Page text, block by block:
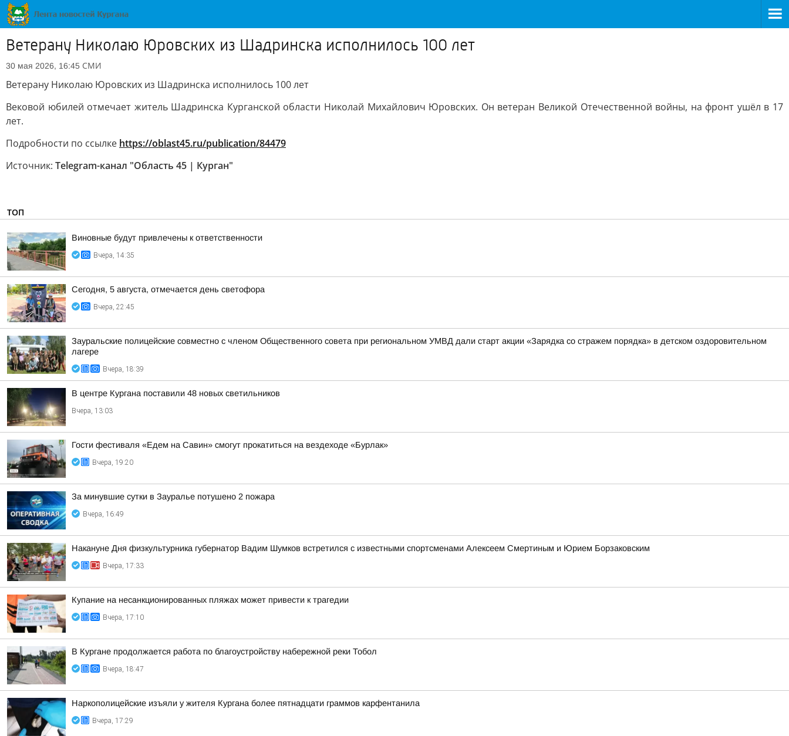
Ветерану Николаю Юровских из Шадринска исполнилось 100 лет
30 мая 2026, 16:45 СМИ
Ветерану Николаю Юровских из Шадринска исполнилось 100 лет
Вековой юбилей отмечает житель Шадринска Курганской области Николай Михайлович Юровских. Он ветеран Великой Отечественной войны, на фронт ушёл в 17
лет.
Подробности по ссылке https://oblast45.ru/publication/84479
Источник: Telegram-канал "Область 45 | Курган"
ТОП
Виновные будут привлечены к ответственности
Вчера, 14:35
Сегодня, 5 августа, отмечается день светофора
Вчера, 22:45
Зауральские полицейские совместно с членом Общественного совета при региональном УМВД дали старт акции «Зарядка со стражем порядка» в детском оздоровительном
лагере
Вчера, 18:39
В центре Кургана поставили 48 новых светильников
Вчера, 13:03
Гости фестиваля «Едем на Савин» смогут прокатиться на вездеходе «Бурлак»
Вчера, 19:20
За минувшие сутки в Зауралье потушено 2 пожара
Вчера, 16:49
Накануне Дня физкультурника губернатор Вадим Шумков встретился с известными спортсменами Алексеем Смертиным и Юрием Борзаковским
Вчера, 17:33
Купание на несанкционированных пляжах может привести к трагедии
Вчера, 17:10
В Кургане продолжается работа по благоустройству набережной реки Тобол
Вчера, 18:47
Наркополицейские изъяли у жителя Кургана более пятнадцати граммов карфентанила
Вчера, 17:29